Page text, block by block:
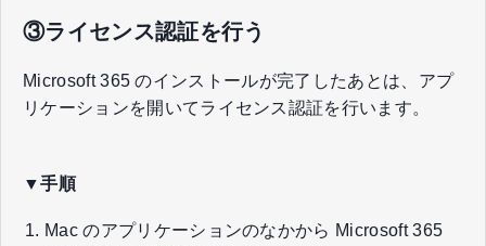
③ライセンス認証を行う
Microsoft 365 のインストールが完了したあとは、アプ
リケーションを開いてライセンス認証を行います。
▼手順
Mac のアプリケーションのなかから Microsoft 365